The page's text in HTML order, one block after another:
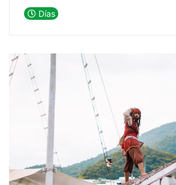
agencia de viajes está
el viaje perfecto que combina la
para maravillarte con la magia
y sus paradas favoritas a lo
Norte.
Días